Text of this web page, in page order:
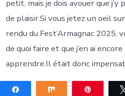
petit, mais je dois avouer que
de plaisir.Si vous jetez un oeil
rendu du Fest’Armagnac 2025,
de quoi faire et que j’en ai
apprendre.Il était donc
Partagez Partagez